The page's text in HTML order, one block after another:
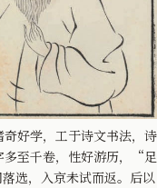
好学，工于诗文书法，诗
多至千卷，性好游历，“足
选，入京未试而返。后以